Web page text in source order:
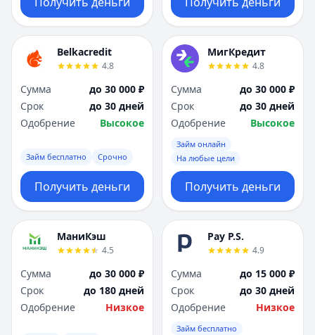
Belkacredit
4.8
Сумма
до 30 000 ₽
Срок
до 30 дней
Одобрение
Высокое
Займ бесплатно Срочно
Получить деньги
МигКредит
4.8
Сумма
до 30 000 ₽
Срок
до 30 дней
Одобрение
Высокое
Займ онлайн
На любые цели
Получить деньги
МаниКэш
4.5
Сумма
до 30 000 ₽
Срок
до 180 дней
Одобрение
Низкое
Pay P.S.
4.9
Сумма
до 15 000 ₽
Срок
до 30 дней
Одобрение
Низкое
Займ бесплатно